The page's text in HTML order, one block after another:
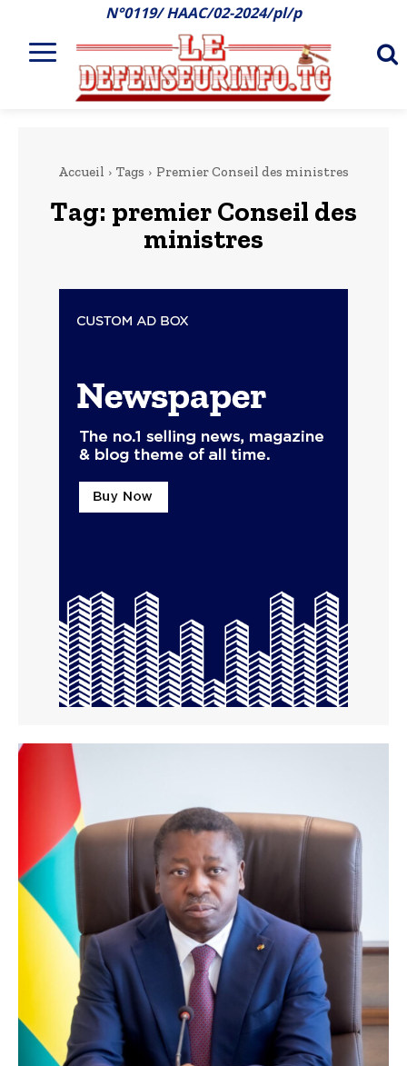
N°0119/ HAAC/02-2024/pl/p
Accueil Tags Premier Conseil des ministres
Tag: premier Conseil des
ministres